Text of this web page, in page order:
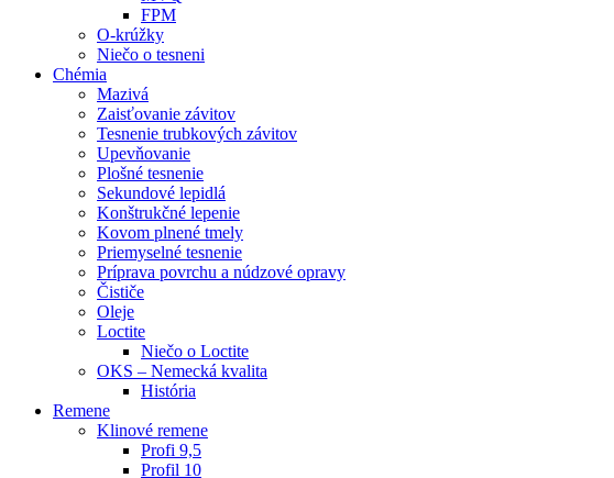
FPM
O-krúžky
Niečo o tesneni
Chémia
Mazivá
Zaisťovanie závitov
Tesnenie trubkových závitov
Upevňovanie
Plošné tesnenie
Sekundové lepidlá
Konštrukčné lepenie
Kovom plnené tmely
Priemyselné tesnenie
Príprava povrchu a núdzové opravy
Čističe
Oleje
Loctite
Niečo o Loctite
OKS – Nemecká kvalita
História
Remene
Klinové remene
Profi 9,5
Profil 10